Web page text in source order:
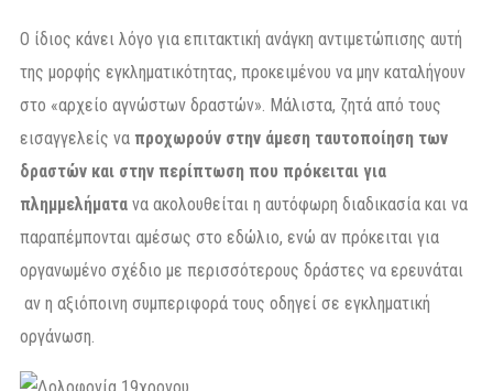
Ο ίδιος κάνει λόγο για επιτακτική ανάγκη αντιμετώπισης αυτή
της μορφής εγκληματικότητας, προκειμένου να μην καταλήγουν
στο «αρχείο αγνώστων δραστών». Μάλιστα, ζητά από τους
εισαγγελείς να προχωρούν στην άμεση ταυτοποίηση των
δραστών και στην περίπτωση που πρόκειται για
πλημμελήματα να ακολουθείται η αυτόφωρη διαδικασία και να
παραπέμπονται αμέσως στο εδώλιο, ενώ αν πρόκειται για
οργανωμένο σχέδιο με περισσότερους δράστες να ερευνάται
αν η αξιόποινη συμπεριφορά τους οδηγεί σε εγκληματική
οργάνωση.